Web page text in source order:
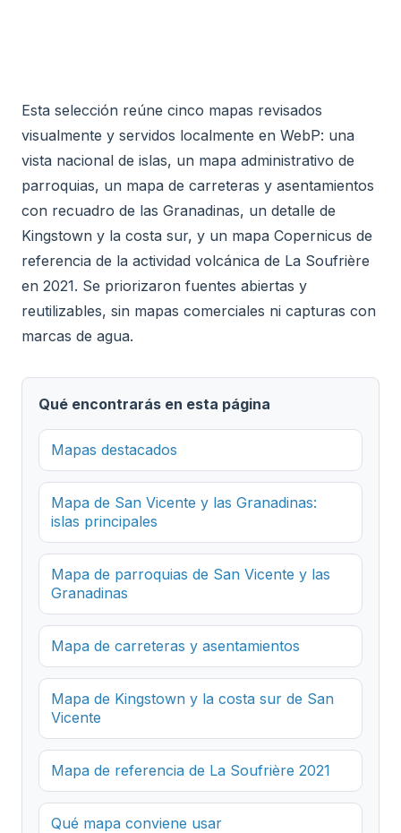
Esta selección reúne cinco mapas revisados
visualmente y servidos localmente en WebP: una
vista nacional de islas, un mapa administrativo de
parroquias, un mapa de carreteras y asentamientos
con recuadro de las Granadinas, un detalle de
Kingstown y la costa sur, y un mapa Copernicus de
referencia de la actividad volcánica de La Soufrière
en 2021. Se priorizaron fuentes abiertas y
reutilizables, sin mapas comerciales ni capturas con
marcas de agua.
Qué encontrarás en esta página
Mapas destacados
Mapa de San Vicente y las Granadinas:
islas principales
Mapa de parroquias de San Vicente y las
Granadinas
Mapa de carreteras y asentamientos
Mapa de Kingstown y la costa sur de San
Vicente
Mapa de referencia de La Soufrière 2021
Qué mapa conviene usar